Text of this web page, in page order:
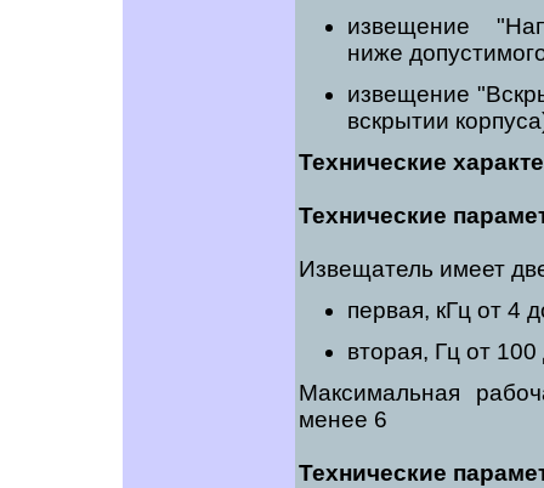
извещение
ниже
извещение
вскрытии
Технические
Технические
Извещатель имеет
первая, кГц от 4
вторая, Гц от
Максимальная
менее 6
Технические